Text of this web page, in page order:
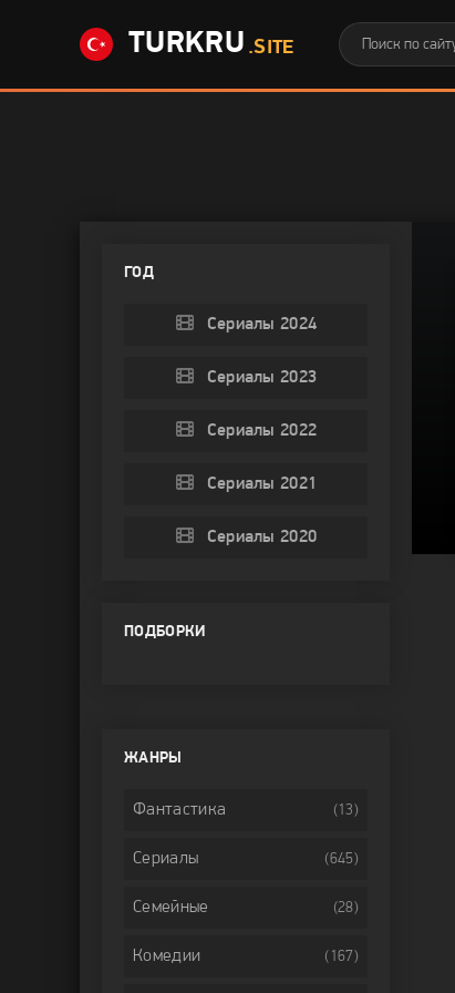
TURKRU .SITE
ГОД
Сериалы 2024
Сериалы 2023
Сериалы 2022
Сериалы 2021
Сериалы 2020
ПОДБОРКИ
ЖАНРЫ
Фантастика (13)
Сериалы (645)
Семейные (28)
Комедии (167)